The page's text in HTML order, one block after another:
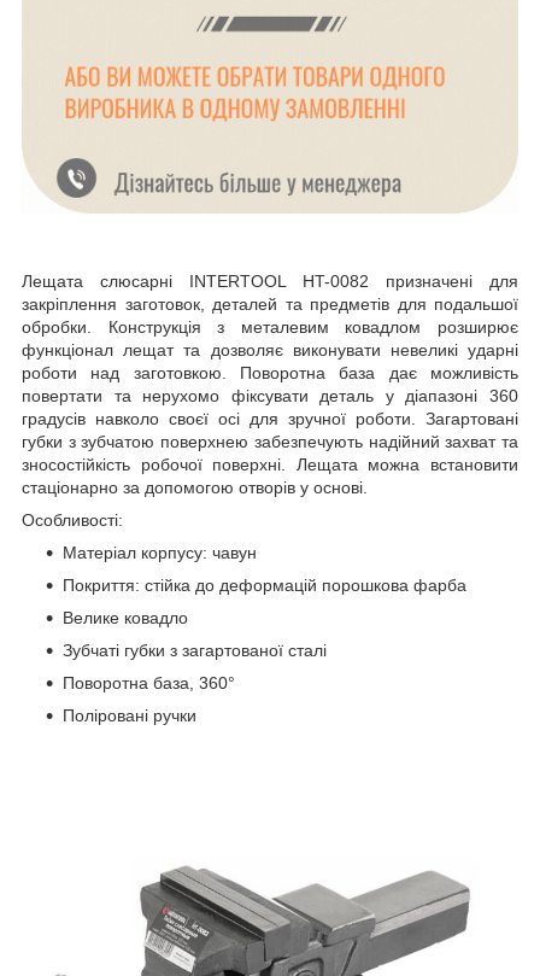
Лещата слюсарні INTERTOOL HT-0082 призначені для
закріплення заготовок, деталей та предметів для подальшої
обробки. Конструкція з металевим ковадлом розширює
функціонал лещат та дозволяє виконувати невеликі ударні
роботи над заготовкою. Поворотна база дає можливість
повертати та нерухомо фіксувати деталь у діапазоні 360
градусів навколо своєї осі для зручної роботи. Загартовані
губки з зубчатою поверхнею забезпечують надійний захват та
зносостійкість робочої поверхні. Лещата можна встановити
стаціонарно за допомогою отворів у основі.
Особливості:
Матеріал корпусу: чавун
Покриття: стійка до деформацій порошкова фарба
Велике ковадло
Зубчаті губки з загартованої сталі
Поворотна база, 360°
Поліровані ручки